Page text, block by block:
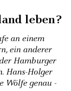
leben?
an einem
ein anderer
Hamburger
Hans-Holger
Wölfe genau -